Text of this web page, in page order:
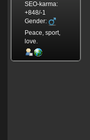
SEO-karma:
+848/-1
Gender:
Peace, sport,
love.